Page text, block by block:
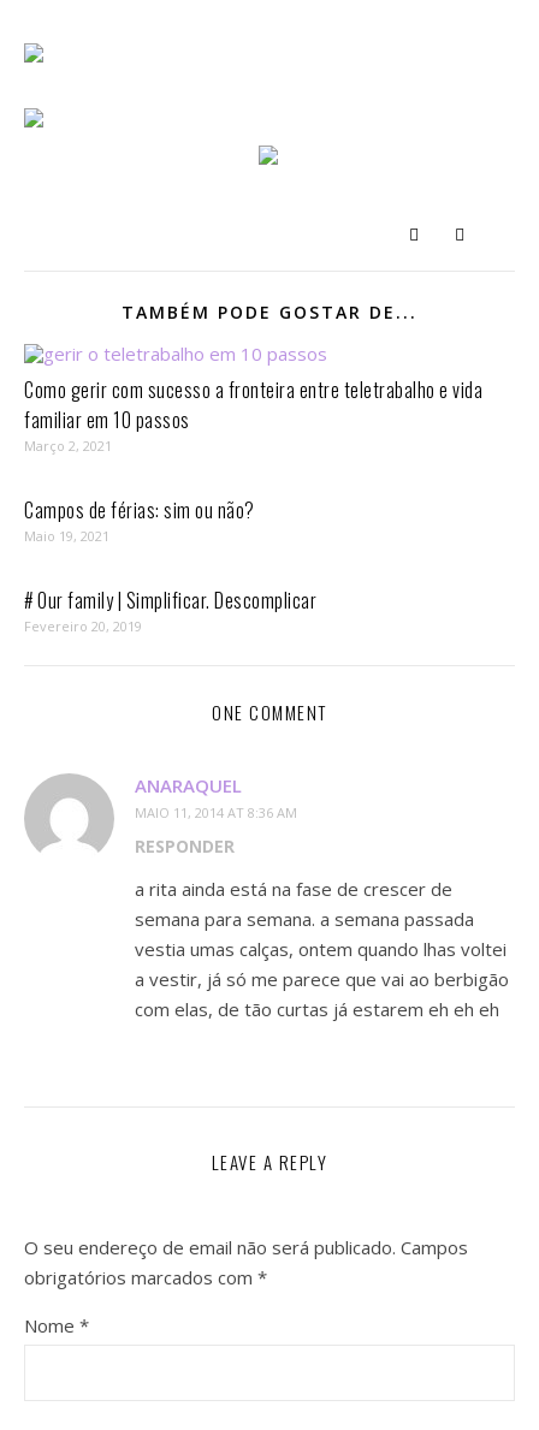
TAMBÉM PODE GOSTAR DE...
Como gerir com sucesso a fronteira entre teletrabalho e vida
familiar em 10 passos⁣
Março 2, 2021
Campos de férias: sim ou não?
Maio 19, 2021
# Our family | Simplificar. Descomplicar
Fevereiro 20, 2019
ONE COMMENT
ANARAQUEL
MAIO 11, 2014 AT 8:36 AM
RESPONDER
a rita ainda está na fase de crescer de
semana para semana. a semana passada
vestia umas calças, ontem quando lhas voltei
a vestir, já só me parece que vai ao berbigão
com elas, de tão curtas já estarem eh eh eh
LEAVE A REPLY
O seu endereço de email não será publicado. Campos
obrigatórios marcados com *
Nome *